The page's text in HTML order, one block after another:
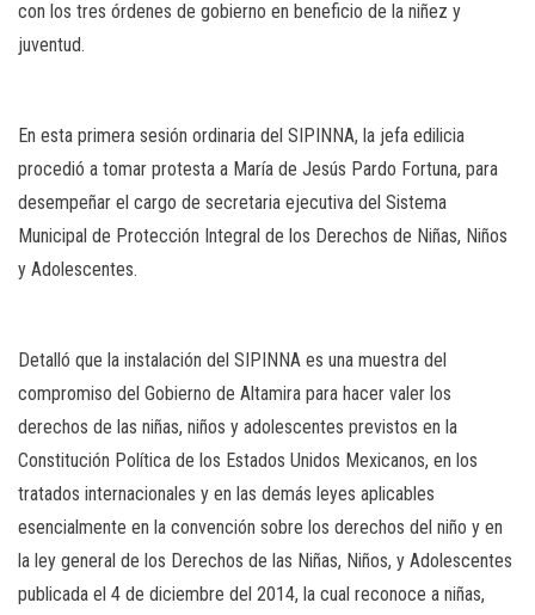
con los tres órdenes de gobierno en beneficio de la niñez y
juventud.
En esta primera sesión ordinaria del SIPINNA, la jefa edilicia
procedió a tomar protesta a María de Jesús Pardo Fortuna, para
desempeñar el cargo de secretaria ejecutiva del Sistema
Municipal de Protección Integral de los Derechos de Niñas, Niños
y Adolescentes.
Detalló que la instalación del SIPINNA es una muestra del
compromiso del Gobierno de Altamira para hacer valer los
derechos de las niñas, niños y adolescentes previstos en la
Constitución Política de los Estados Unidos Mexicanos, en los
tratados internacionales y en las demás leyes aplicables
esencialmente en la convención sobre los derechos del niño y en
la ley general de los Derechos de las Niñas, Niños, y Adolescentes
publicada el 4 de diciembre del 2014, la cual reconoce a niñas,